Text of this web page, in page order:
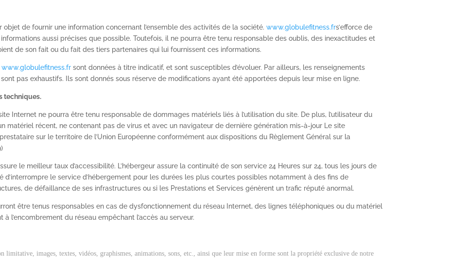
objet de fournir une information concernant l’ensemble des activités de la société.www.globulefitness.frs’efforce de
aussi précises que possible. Toutefois, il ne pourra être tenu responsable des oublis, des inexactitudes et
de son fait ou du fait des tiers partenaires qui lui fournissent ces informations.
www.globulefitness.fr sont données à titre indicatif, et sont susceptibles d’évoluer. Par ailleurs, les renseignements
sont pas exhaustifs. Ils sont donnés sous réserve de modifications ayant été apportées depuis leur mise en ligne.
techniques.
Internet ne pourra être tenu responsable de dommages matériels liés à l’utilisation du site. De plus, l’utilisateur du
matériel récent, ne contenant pas de virus et avec un navigateur de dernière génération mis-à-jour Le site
sur le territoire de l’Union Européenne conformément aux dispositions du Règlement Général sur la
le meilleur taux d’accessibilité. L’hébergeur assure la continuité de son service 24 Heures sur 24, tous les jours de
d’interrompre le service d’hébergement pour les durées les plus courtes possibles notamment à des fins de
de défaillance de ses infrastructures ou si les Prestations et Services génèrent un trafic réputé anormal.
être tenus responsables en cas de dysfonctionnement du réseau Internet, des lignes téléphoniques ou du matériel
l’encombrement du réseau empêchant l’accès au serveur.
limitative, images, textes, vidéos, graphismes, animations, sons, etc., ainsi que leur mise en forme sont la propriété exclusive de notre